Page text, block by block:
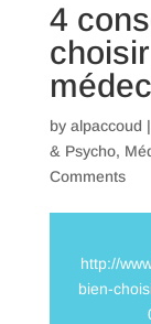
4
by alpaccoud |
& Psycho,
Comments
http://
bien-